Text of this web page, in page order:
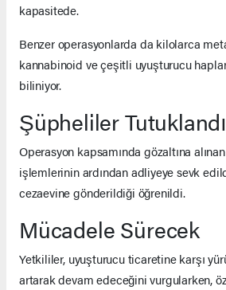
kapasitede.
Benzer operasyonlarda da kilolarca
kannabinoid ve çeşitli uyuşturucu
biliniyor.
Şüpheliler Tutuklandı
Operasyon kapsamında gözaltına
işlemlerinin ardından adliyeye sevk
cezaevine gönderildiği öğrenildi.
Mücadele Sürecek
Yetkililer, uyuşturucu ticaretine karşı
artarak devam edeceğini vurgularken,